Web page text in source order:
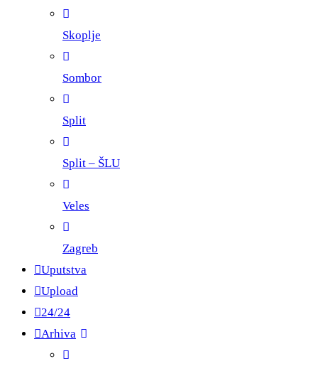
Skoplje
Sombor
Split
Split – ŠLU
Veles
Zagreb
Uputstva
Upload
24/24
Arhiva